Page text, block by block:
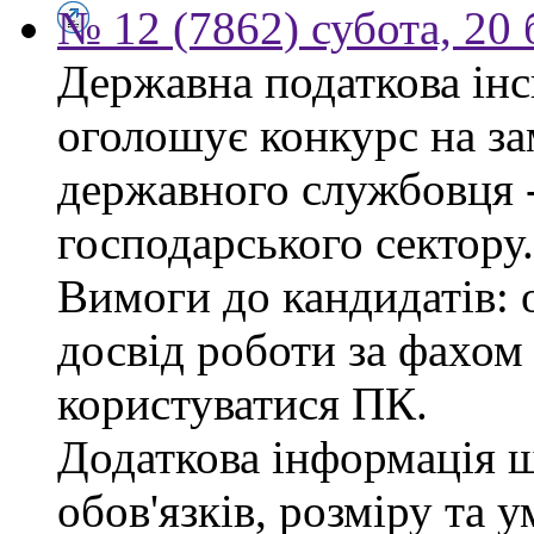
№ 12 (7862) субота, 20
Державна податкова
оголошує конкурс на
державного службовця
господарського сектору.
Вимоги до кандидатів:
досвід роботи за
користуватися ПК.
Додаткова інформація
обов'язків, розміру та